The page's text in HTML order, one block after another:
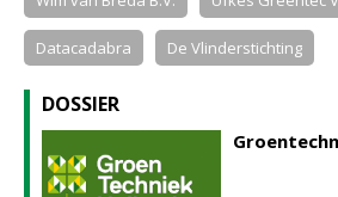
Datacadabra De Vlinderstichting
DOSSIER